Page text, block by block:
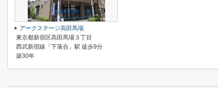
アークステージ高田馬場
東京都新宿区高田馬場３丁目
西武新宿線「下落合」駅 徒歩9分
築30年